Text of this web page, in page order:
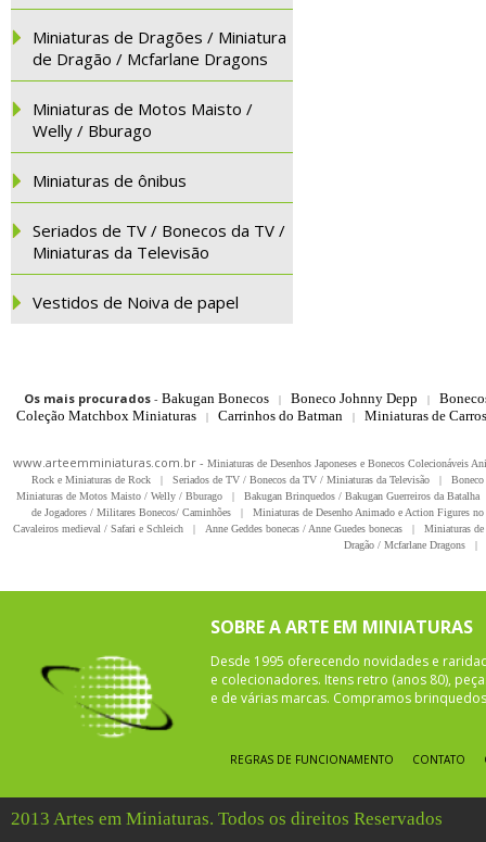
Miniaturas de Dragões / Miniatura
de Dragão / Mcfarlane Dragons
Miniaturas de Motos Maisto /
Welly / Bburago
Miniaturas de ônibus
Seriados de TV / Bonecos da TV /
Miniaturas da Televisão
Vestidos de Noiva de papel
Os mais procurados- Bakugan Bonecos | Boneco Johnny Depp |
Coleção Matchbox Miniaturas
| Carrinhos do Batman | Miniaturas de
www.arteemminiaturas.com.br - Miniaturas de Desenhos Japoneses e Bonecos Colecionáveis
Rock e Miniaturas de Rock
| Seriados de TV / Bonecos da TV / Miniaturas da Televisão |
Miniaturas de Motos Maisto / Welly / Bburago
| Bakugan Brinquedos / Bakugan Guerreiros da Batalha
de Jogadores / Militares Bonecos/ Caminhões
|
Miniaturas de Desenho Animado e Action Figures
Cavaleiros medieval / Safari e Schleich
| Anne Geddes bonecas / Anne Guedes bonecas |
Miniaturas
Dragão / Mcfarlane Dragons
|
SOBRE A ARTE EM MINIATURAS
Desde 1995 oferecendo novidades e
e colecionadores. Itens retro (anos 80),
e de várias marcas. Compramos
REGRAS DE FUNCIONAMENTO CONTATO
2013 Artes em Miniaturas. Todos os direitos Reservados